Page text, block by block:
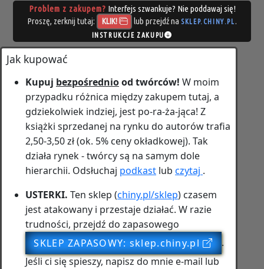
Problem z zakupem? Interfejs szwankuje? Nie poddawaj się!
Proszę, zerknij tutaj:
KLIK! lub przejdź na SKLEP.CHINY.PL .
INSTRUKCJE ZAKUPU
Jak kupować
Kupuj bezpośredniood twórców! W moim
przypadku różnica między zakupem tutaj, a
gdziekolwiek indziej, jest po‑ra‑ża‑jąca! Z
książki sprzedanej na rynku do autorów trafia
2,50-3,50 zł (ok. 5% ceny okładkowej). Tak
działa rynek - twórcy są na samym dole
hierarchii. Odsłuchaj podkast lub czytaj .
USTERKI. Ten sklep (chiny.pl/sklep) czasem
jest atakowany i przestaje działać. W razie
trudności, przejdź do zapasowego
SKLEP ZAPASOWY: sklep.chiny.pl
.
Jeśli ci się spieszy, napisz do mnie e‑mail lub